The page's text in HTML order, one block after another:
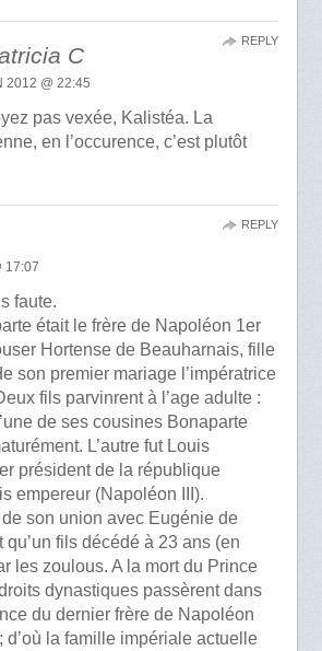
C
2012 @ 22:45
pas vexée, Kalistéa. La
en l’occurence, c’est plutôt
REPLY
17:07
faute.
était le frère de Napoléon 1er
Hortense de Beauharnais, fille
son premier mariage l’impératrice
fils parvinrent à l’age adulte :
de ses cousines Bonaparte
L’autre fut Louis
président de la république
empereur (Napoléon III).
son union avec Eugénie de
qu’un fils décédé à 23 ans (en
les zoulous. A la mort du Prince
dynastiques passèrent dans
du dernier frère de Napoléon
d’où la famille impériale actuelle
REPLY